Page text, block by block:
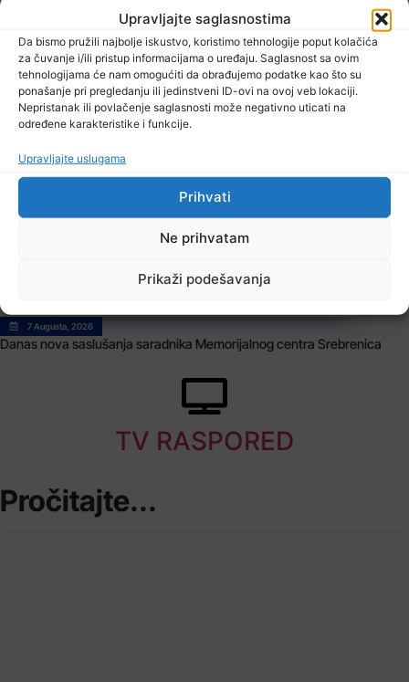
Upravljajte saglasnostima
Da bismo pružili najbolje iskustvo, koristimo tehnologije poput kolačića
za čuvanje i/ili pristup informacijama o uređaju. Saglasnost sa ovim
tehnologijama će nam omogućiti da obrađujemo podatke kao što su
ponašanje pri pregledanju ili jedinstveni ID-ovi na ovoj veb lokaciji.
Nepristanak ili povlačenje saglasnosti može negativno uticati na
određene karakteristike i funkcije.
Upravljajte uslugama
Prihvati
Ne prihvatam
Prikaži podešavanja
Sarajevo Film Festival
7 Augusta, 2026
Danas nova saslušanja saradnika Memorijalnog centra Srebrenica
TV RASPORED
Pročitajte...